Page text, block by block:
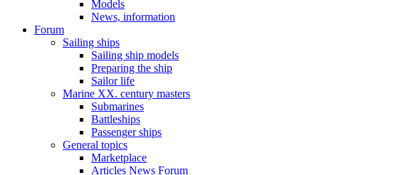
Models
News, information
Forum
Sailing ships
Sailing ship models
Preparing the ship
Sailor life
Marine XX. century masters
Submarines
Battleships
Passenger ships
General topics
Marketplace
Articles News Forum